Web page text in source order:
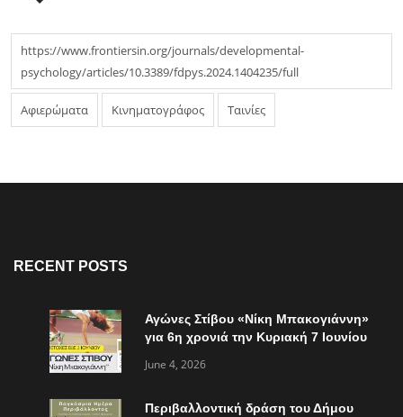
https://www.frontiersin.org/journals/developmental-
psychology/articles/10.3389/fdpys.2024.1404235/full
Αφιερώματα Κινηματογράφος Ταινίες
RECENT POSTS
Αγώνες Στίβου «Νίκη Μπακογιάννη»
για 6η χρονιά την Κυριακή 7 Ιουνίου
June 4, 2026
Περιβαλλοντική δράση του Δήμου